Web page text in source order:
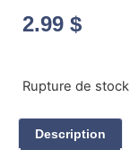
2.99 $
Rupture de stock
Description